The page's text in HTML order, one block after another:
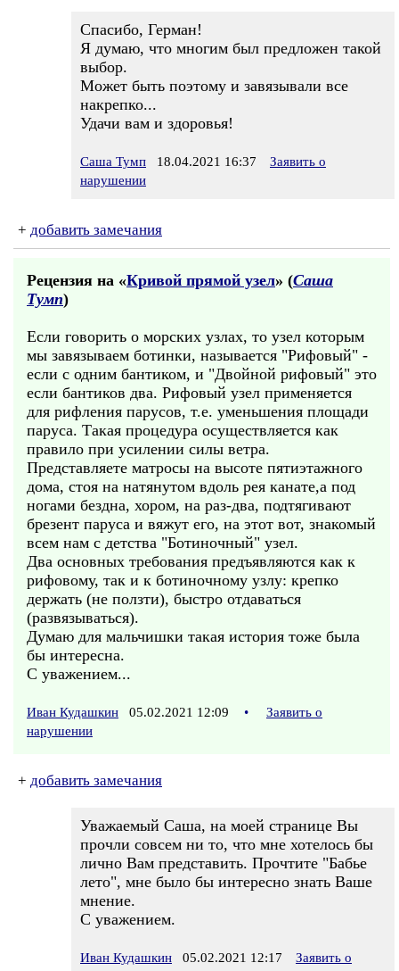
Спасибо, Герман!
Я думаю, что многим был предложен такой
выбор.
Может быть поэтому и завязывали все
накрепко...
Удачи вам и здоровья!
Саша Тумп 18.04.2021 16:37
Заявить о
нарушении
+ добавить замечания
Рецензия на «Кривой прямой узел» (Саша
Тумп)
Если говорить о морских узлах, то узел которым
мы завязываем ботинки, называется "Рифовый" -
если с одним бантиком, и "Двойной рифовый" это
если бантиков два. Рифовый узел применяется
для рифления парусов, т.е. уменьшения площади
паруса. Такая процедура осуществляется как
правило при усилении силы ветра.
Представляете матросы на высоте пятиэтажного
дома, стоя на натянутом вдоль рея канате,а под
ногами бездна, хором, на раз-два, подтягивают
брезент паруса и вяжут его, на этот вот, знакомый
всем нам с детства "Ботиночный" узел.
Два основных требования предъявляются как к
рифовому, так и к ботиночному узлу: крепко
держать (не ползти), быстро отдаваться
(развязываться).
Думаю для мальчишки такая история тоже была
бы интересна.
С уважением...
Иван Кудашкин 05.02.2021 12:09 •
Заявить о
нарушении
+ добавить замечания
Уважаемый Саша, на моей странице Вы
прочли совсем ни то, что мне хотелось бы
лично Вам представить. Прочтите "Бабье
лето", мне было бы интересно знать Ваше
мнение.
С уважением.
Иван Кудашкин 05.02.2021 12:17
Заявить о